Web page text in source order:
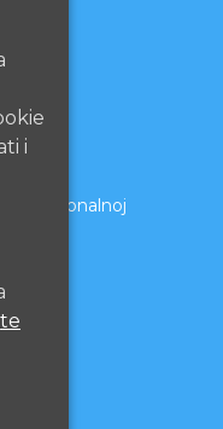
funkcionalnoj
i